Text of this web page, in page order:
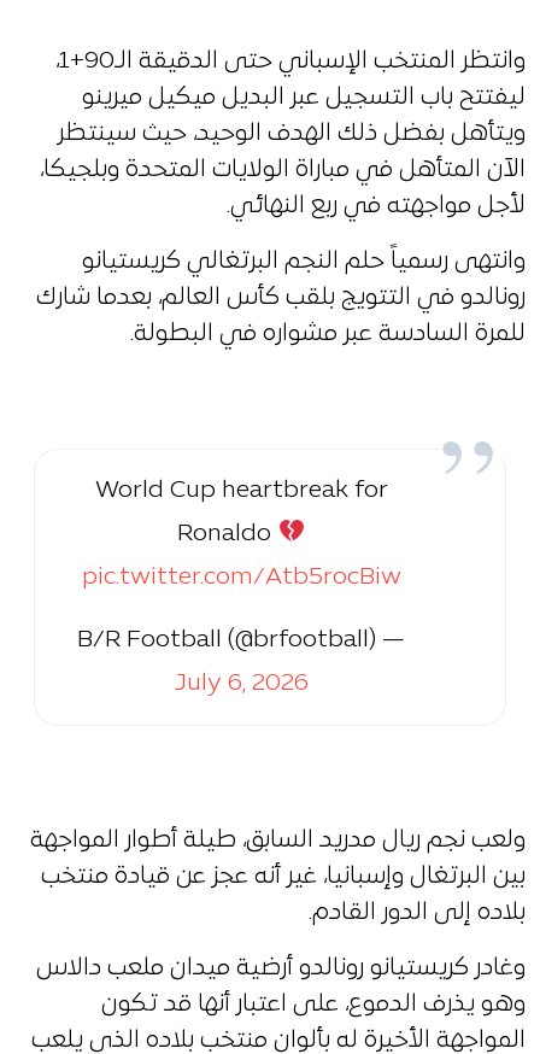
وانتظر المنتخب الإسباني حتى الدقيقة الـ90+1،
ليفتتح باب التسجيل عبر البديل ميكيل ميرينو
ويتأهل بفضل ذلك الهدف الوحيد، حيث سينتظر
الآن المتأهل في مباراة الولايات المتحدة وبلجيكا،
لأجل مواجهته في ربع النهائي.
وانتهى رسمياً حلم النجم البرتغالي كريستيانو
رونالدو في التتويج بلقب كأس العالم، بعدما شارك
للمرة السادسة عبر مشواره في البطولة.
World Cup heartbreak for
Ronaldo
pic.twitter.com/Atb5rocBiw
— B/R Football (@brfootball)
July 6, 2026
ولعب نجم ريال مدريد السابق، طيلة أطوار المواجهة
بين البرتغال وإسبانيا، غير أنه عجز عن قيادة منتخب
بلاده إلى الدور القادم.
وغادر كريستيانو رونالدو أرضية ميدان ملعب دالاس
وهو يذرف الدموع، على اعتبار أنها قد تكون
المواجهة الأخيرة له بألوان منتخب بلاده الذي يلعب